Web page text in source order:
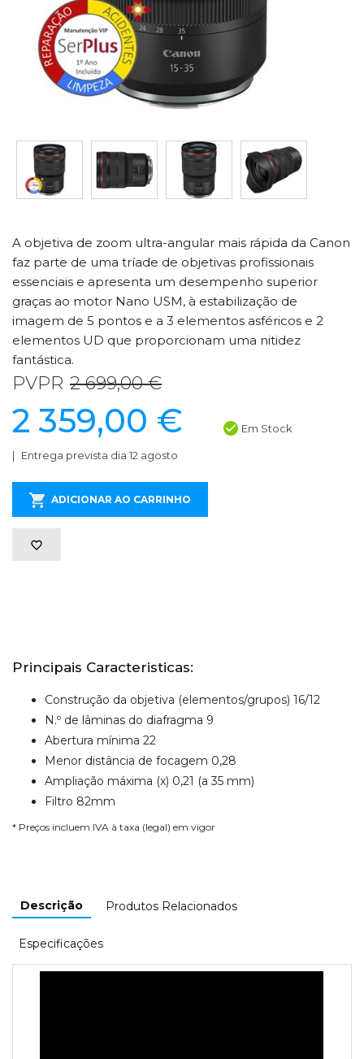
A objetiva de zoom ultra-angular mais rápida da Canon
faz parte de uma tríade de objetivas profissionais
essenciais e apresenta um desempenho superior
graças ao motor Nano USM, à estabilização de
imagem de 5 pontos e a 3 elementos asféricos e 2
elementos UD que proporcionam uma nitidez
fantástica.
PVPR 2 699,00 €
2 359,00 € Em Stock
Entrega prevista dia 12 agosto
ADICIONAR AO CARRINHO
Principais Caracteristicas:
Construção da objetiva (elementos/grupos) 16/12
N.º de lâminas do diafragma 9
Abertura mínima 22
Menor distância de focagem 0,28
Ampliação máxima (x) 0,21 (a 35 mm)
Filtro 82mm
* Preços incluem IVA à taxa (legal) em vigor
Descrição Produtos Relacionados
Especificações